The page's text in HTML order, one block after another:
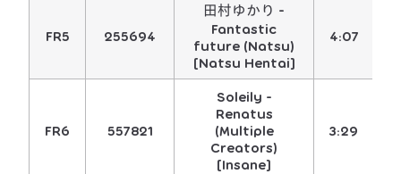
FR5 255694
田村ゆかり -
Fantastic
future (Natsu)
[Natsu Hentai]
4:07
FR6 557821
Soleily -
Renatus
(Multiple
Creators)
[Insane]
3:29